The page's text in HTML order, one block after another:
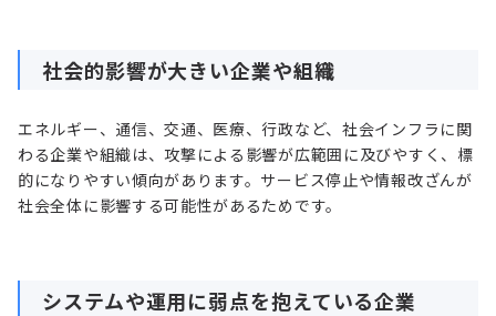
社会的影響が大きい企業や組織
エネルギー、通信、交通、医療、行政など、社会インフラに関
わる企業や組織は、攻撃による影響が広範囲に及びやすく、標
的になりやすい傾向があります。サービス停止や情報改ざんが
社会全体に影響する可能性があるためです。
システムや運用に弱点を抱えている企業